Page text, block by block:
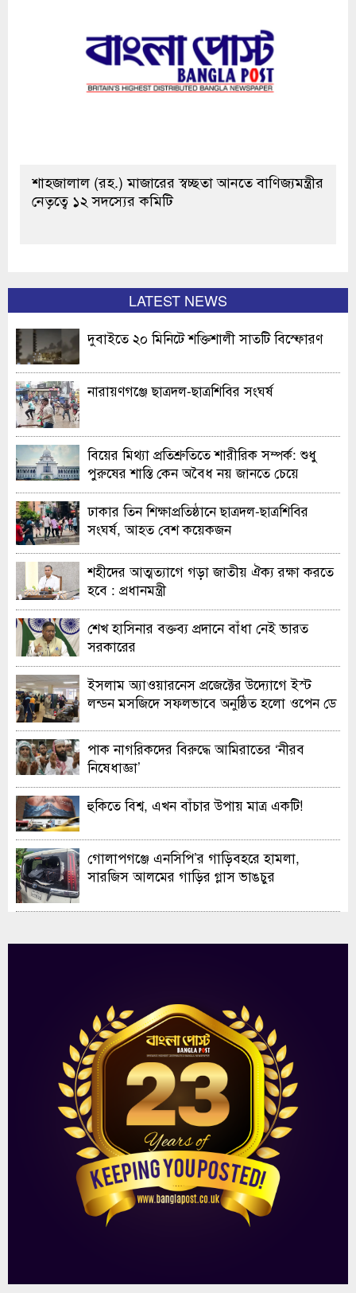
শাহজালাল (রহ.) মাজারের স্বচ্ছতা আনতে বাণিজ্যমন্ত্রীর
নেতৃত্বে ১২ সদস্যের কমিটি
LATEST NEWS
দুবাইতে ২০ মিনিটে শক্তিশালী সাতটি বিস্ফোরণ
নারায়ণগঞ্জে ছাত্রদল-ছাত্রশিবির সংঘর্ষ
বিয়ের মিথ্যা প্রতিশ্রুতিতে শারীরিক সম্পর্ক: শুধু
পুরুষের শাস্তি কেন অবৈধ নয় জানতে চেয়ে
হাইকোর্টের রুল
ঢাকার তিন শিক্ষাপ্রতিষ্ঠানে ছাত্রদল-ছাত্রশিবির
সংঘর্ষ, আহত বেশ কয়েকজন
শহীদের আত্মত্যাগে গড়া জাতীয় ঐক্য রক্ষা করতে
হবে : প্রধানমন্ত্রী
শেখ হাসিনার বক্তব্য প্রদানে বাঁধা নেই ভারত
সরকারের
ইসলাম অ্যাওয়ারনেস প্রজেক্টের উদ্যোগে ইস্ট
লন্ডন মসজিদে সফলভাবে অনুষ্ঠিত হলো ওপেন ডে
পাক নাগরিকদের বিরুদ্ধে আমিরাতের ‘নীরব
নিষেধাজ্ঞা’
হুকিতে বিশ্ব, এখন বাঁচার উপায় মাত্র একটি!
গোলাপগঞ্জে এনসিপি’র গাড়িবহরে হামলা,
সারজিস আলমের গাড়ির গ্লাস ভাঙচুর